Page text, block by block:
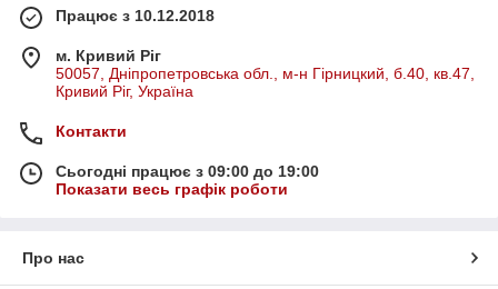
Працює з 10.12.2018
м. Кривий Ріг
50057, Дніпропетровська обл., м-н Гірницкий, б.40, кв.47,
Кривий Ріг, Україна
Контакти
Сьогодні працює з 09:00 до 19:00
Показати весь графік роботи
Про нас